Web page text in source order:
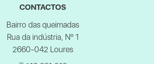
CONTACTOS
Bairro das queimadas
Rua da indústria, Nº 1
2660-042 Loures